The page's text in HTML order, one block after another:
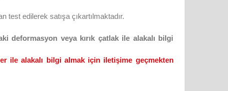
test edilerek satışa çıkartılmaktadır.
deformasyon veya kırık çatlak ile alakalı bilgi
ile alakalı bilgi almak için iletişime geçmekten